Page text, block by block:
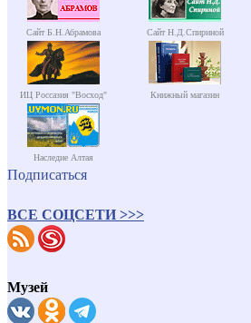
Сайт Б.Н.Абрамова Сайт Н.Д.Спириной
ИЦ Россазия "Восход" Книжный магазин
Наследие Алтая
Подписаться
ВСЕ СОЦСЕТИ >>>
Музей